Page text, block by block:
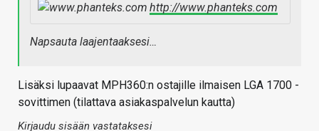
http://www.phanteks.com
Napsauta laajentaaksesi…
Lisäksi lupaavat MPH360:n ostajille ilmaisen LGA 1700 -
sovittimen (tilattava asiakaspalvelun kautta)
Kirjaudu sisään vastataksesi